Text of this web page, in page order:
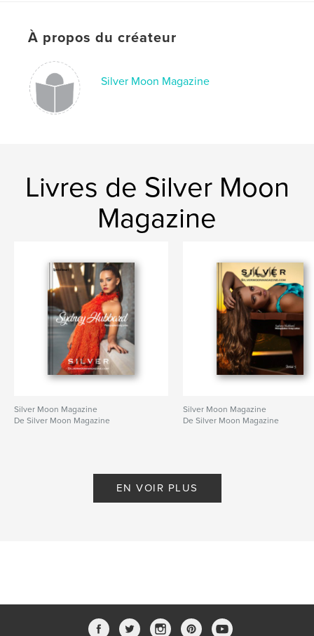
Magazine , Photographer ,
À propos du créateur
Silver Moon Magazine
Livres de Silver Moon
Magazine
Silver Moon Magazine
De Silver Moon Magazine
Silver Moon Magazine
De Silver Moon Magazine
EN VOIR PLUS